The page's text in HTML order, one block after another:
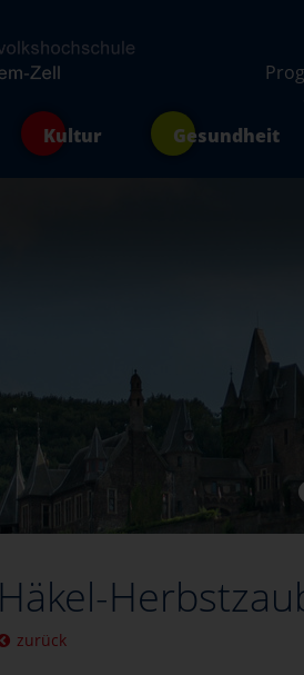
Kultur Gesundheit
Textiles Gestalten
Häkel-
zurück